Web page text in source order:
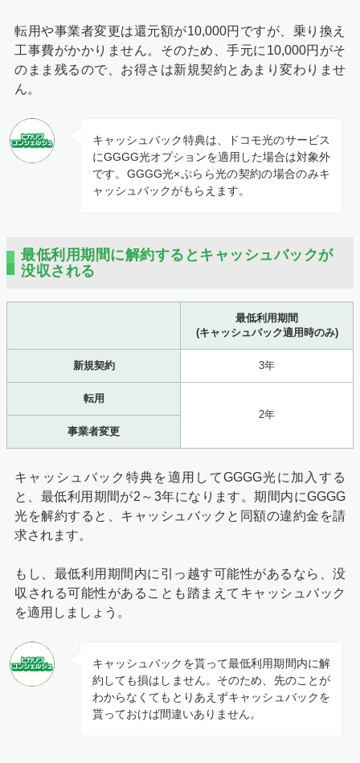
転用や事業者変更は還元額が10,000円ですが、乗り換え
工事費がかかりません。そのため、手元に10,000円がそ
のまま残るので、お得さは新規契約とあまり変わりませ
ん。
キャッシュバック特典は、ドコモ光のサービス
にGGGG光オプションを適用した場合は対象外
です。GGGG光×ぷらら光の契約の場合のみキ
ャッシュバックがもらえます。
最低利用期間に解約するとキャッシュバックが
没収される
最低利用期間
(キャッシュバック適用時のみ)
新規契約 3年
転用
2年
事業者変更
キャッシュバック特典を適用してGGGG光に加入する
と、最低利用期間が2～3年になります。期間内にGGGG
光を解約すると、キャッシュバックと同額の違約金を請
求されます。
もし、最低利用期間内に引っ越す可能性があるなら、没
収される可能性があることも踏まえてキャッシュバック
を適用しましょう。
キャッシュバックを貰って最低利用期間内に解
約しても損はしません。そのため、先のことが
わからなくてもとりあえずキャッシュバックを
貰っておけば間違いありません。